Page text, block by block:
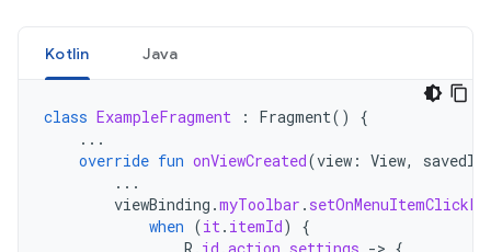
Kotlin Java
class ExampleFragment : Fragment()
{
...
override fun onViewCreated(view : View,
...
viewBinding .myToolbar .
when (it. itemId)
{